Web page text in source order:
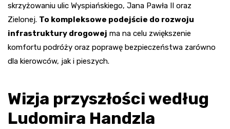
skrzyżowaniu ulic Wyspiańskiego, Jana Pawła II oraz
Zielonej. To kompleksowe podejście do rozwoju
infrastruktury drogowej ma na celu zwiększenie
komfortu podróży oraz poprawę bezpieczeństwa zarówno
dla kierowców, jak i pieszych.
Wizja przyszłości według
Ludomira Handzla